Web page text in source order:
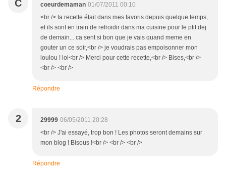
C coeurdemaman 01/07/2011 00:10
<br /> ta recette était dans mes favoris depuis quelque temps,
et ils sont en train de refroidir dans ma cuisine pour le ptit dej
de demain... ca sent si bon que je vais quand meme en
gouter un ce soir,<br /> je voudrais pas empoisonner mon
loulou ! lol<br /> Merci pour cette recette,<br /> Bises,<br />
<br /> <br />
Répondre
2 29999 06/05/2011 20:28
<br /> J'ai essayé, trop bon ! Les photos seront demains sur
mon blog ! Bisous !<br /> <br /> <br />
Répondre